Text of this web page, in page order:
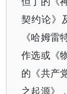
契约论》
《哈姆
作选或《
的《共产
之起源》